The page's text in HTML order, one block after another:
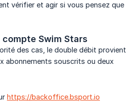
vérifier et agir si vous pensez que
Swim Stars
des cas, le double débit provient
abonnements souscrits ou deux
https://backoffice.bsport.io